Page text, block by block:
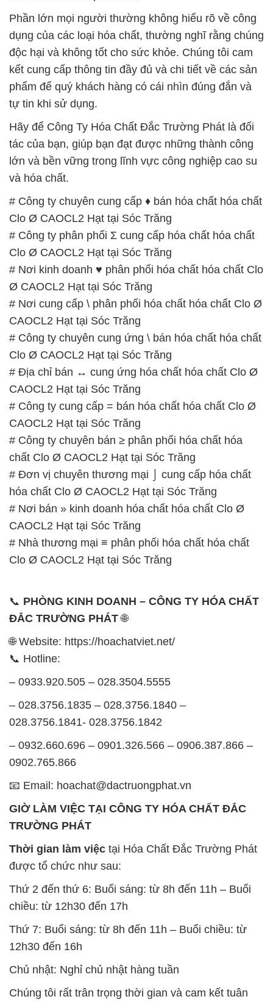
Phần lớn mọi người thường không hiểu rõ về công
dụng của các loại hóa chất, thường nghĩ rằng chúng
độc hại và không tốt cho sức khỏe. Chúng tôi cam
kết cung cấp thông tin đầy đủ và chi tiết về các sản
phẩm để quý khách hàng có cái nhìn đúng đắn và
tự tin khi sử dụng.
Hãy để Công Ty Hóa Chất Đắc Trường Phát là đối
tác của bạn, giúp bạn đạt được những thành công
lớn và bền vững trong lĩnh vực công nghiệp cao su
và hóa chất.
# Công ty chuyên cung cấp ♦ bán hóa chất hóa chất
Clo Ø CAOCL2 Hạt tại Sóc Trăng
# Công ty phân phối Σ cung cấp hóa chất hóa chất
Clo Ø CAOCL2 Hạt tại Sóc Trăng
# Nơi kinh doanh ♥ phân phối hóa chất hóa chất Clo
Ø CAOCL2 Hạt tại Sóc Trăng
# Nơi cung cấp \ phân phối hóa chất hóa chất Clo Ø
CAOCL2 Hạt tại Sóc Trăng
# Công ty chuyên cung ứng \ bán hóa chất hóa chất
Clo Ø CAOCL2 Hạt tại Sóc Trăng
# Địa chỉ bán ↔ cung ứng hóa chất hóa chất Clo Ø
CAOCL2 Hạt tại Sóc Trăng
# Công ty cung cấp = bán hóa chất hóa chất Clo Ø
CAOCL2 Hạt tại Sóc Trăng
# Công ty chuyên bán ≥ phân phối hóa chất hóa
chất Clo Ø CAOCL2 Hạt tại Sóc Trăng
# Đơn vị chuyên thương mại ⌡ cung cấp hóa chất
hóa chất Clo Ø CAOCL2 Hạt tại Sóc Trăng
# Nơi bán » kinh doanh hóa chất hóa chất Clo Ø
CAOCL2 Hạt tại Sóc Trăng
# Nhà thương mại ≡ phân phối hóa chất hóa chất
Clo Ø CAOCL2 Hạt tại Sóc Trăng
📞 PHÒNG KINH DOANH – CÔNG TY HÓA CHẤT
ĐẮC TRƯỜNG PHÁT🌐
🌐 Website: https://hoachatviet.net/
📞 Hotline:
– 0933.920.505 – 028.3504.5555
– 028.3756.1835 – 028.3756.1840 –
028.3756.1841- 028.3756.1842
– 0932.660.696 – 0901.326.566 – 0906.387.866 –
0902.765.866
📧 Email: hoachat@dactruongphat.vn
GIỜ LÀM VIỆC TẠI CÔNG TY HÓA CHẤT ĐẮC
TRƯỜNG PHÁT
Thời gian làm việc tại Hóa Chất Đắc Trường Phát
được tổ chức như sau:
Thứ 2 đến thứ 6: Buổi sáng: từ 8h đến 11h – Buổi
chiều: từ 12h30 đến 17h
Thứ 7: Buổi sáng: từ 8h đến 11h – Buổi chiều: từ
12h30 đến 16h
Chủ nhật: Nghỉ chủ nhật hàng tuần
Chúng tôi rất trân trọng thời gian và cam kết tuân